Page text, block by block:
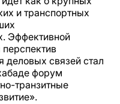
и транспортных
Эффективной
деловых связей стал
форум
транзитные